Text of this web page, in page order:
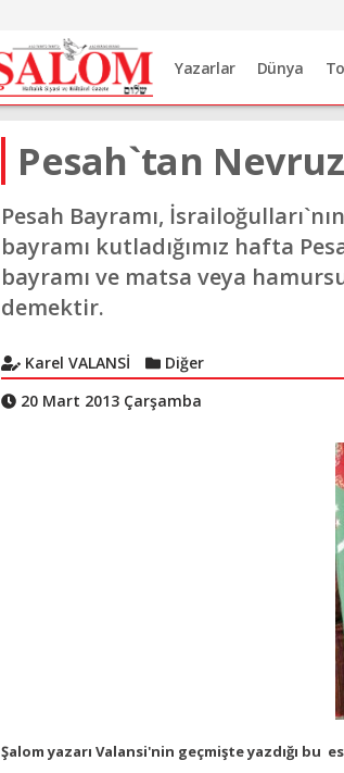
Yazarlar Dünya
Pesah`tan
Pesah Bayramı,
bayramı kutladığımız hafta
bayramı ve matsa veya
demektir.
Karel VALANSİ
Diğer
20 Mart 2013 Çarşamba
Şalom yazarı Valansi'nin geçmişte yazdığı bu